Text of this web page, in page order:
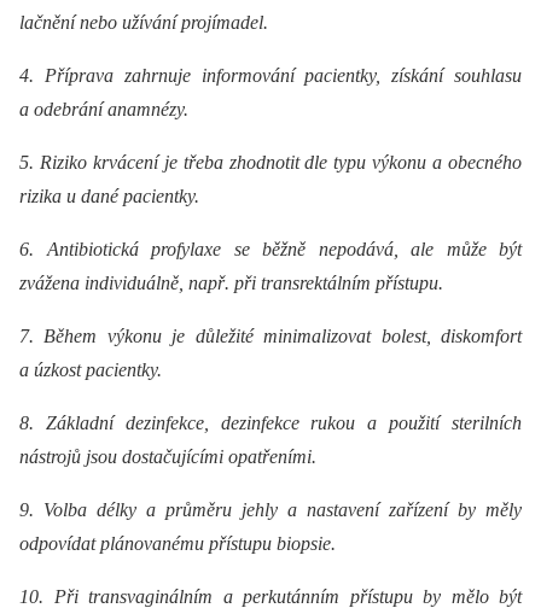
lačnění nebo užívání projímadel.
4. Příprava zahrnuje informování pacientky, získání souhlasu
a odebrání anamnézy.
5. Riziko krvácení je třeba zhodnotit dle typu výkonu a obecného
rizika u dané pacientky.
6. Antibiotická profylaxe se běžně nepodává, ale může být
zvážena individuálně, např. při transrektálním přístupu.
7. Během výkonu je důležité minimalizovat bolest, diskomfort
a úzkost pacientky.
8. Základní dezinfekce, dezinfekce rukou a použití sterilních
nástrojů jsou dostačujícími opatřeními.
9. Volba délky a průměru jehly a nastavení zařízení by měly
odpovídat plánovanému přístupu biopsie.
10. Při transvaginálním a perkutánním přístupu by mělo být